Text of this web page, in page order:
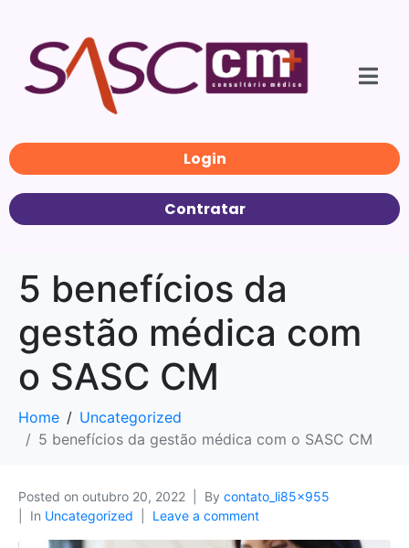
Login
Contratar
5 benefícios da
gestão médica com
o SASC CM
Home
Uncategorized
5 benefícios da gestão médica com o SASC CM
Posted on outubro 20, 2022 By contato_li85x955
In Uncategorized Leave a comment